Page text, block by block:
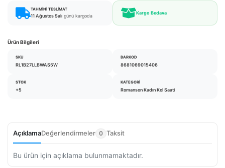
TAHMINI TESLIMAT
11 Ağustos Salı günü kargoda
Kargo Bedava
Ürün Bilgileri
SKU
RL1B27LLBWAS5W
BARKOD
8681069015406
STOK
+5
KATEGORI
Romanson Kadın Kol Saati
AçıklamaDeğerlendirmeler 0 Taksit
Bu ürün için açıklama bulunmamaktadır.